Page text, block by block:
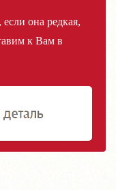
она редкая,
к Вам в